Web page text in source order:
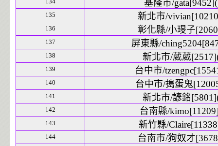
基隆市/
135 新北市/
136 彰化縣/小琝子
137 屏東縣/
138 新北市/葳葳
139 台中市/
140 台中市/搗蛋鬼
141 新北市/諺銘
142 台南縣/
143 新竹縣/
144 台南市/狗奴才